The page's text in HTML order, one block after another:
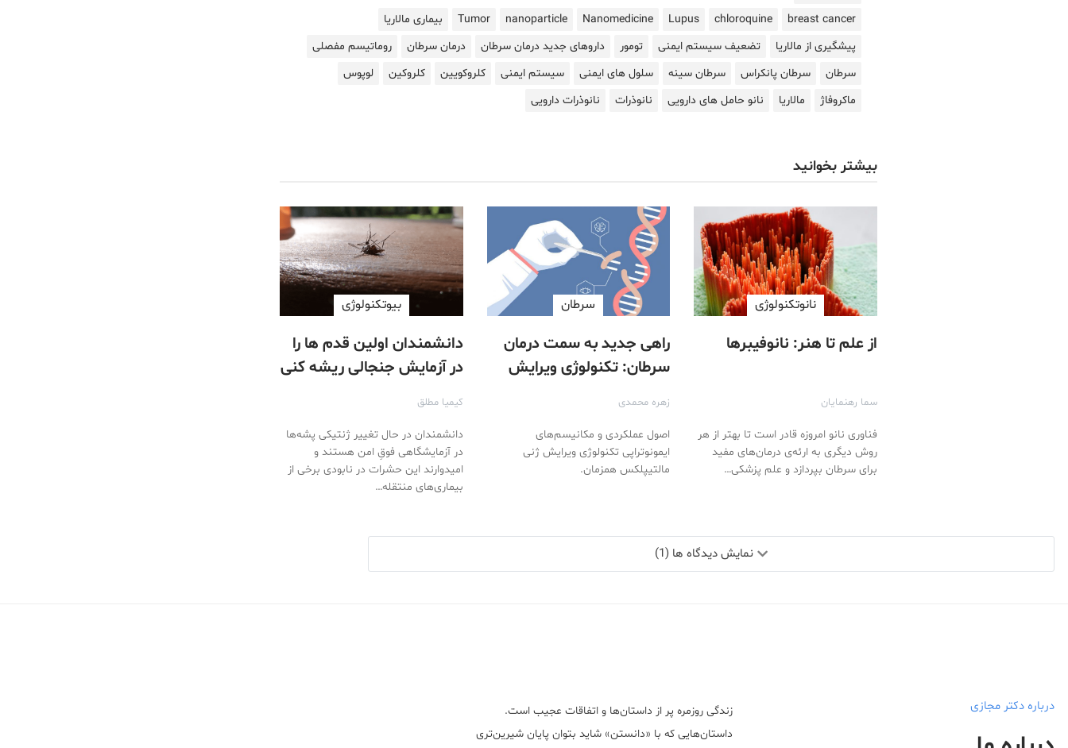
breast cancer
chloroquine
Lupus
Nanomedicine
nanoparticle
Tumor
بیماری مالاریا
پیشگیری از مالاریا
تضعیف سیستم ایمنی تومور داروهای جدید درمان سرطان درمان سرطان
روماتیسم مفصلی
سرطان
سرطان پانکراس سرطان سینه سلول های ایمنی سیستم ایمنی کلروکویین کلروکین
لوپوس
ماکروفاژ
مالاریا نانو حامل های دارویی نانوذرات نانوذرات دارویی
بیشتر بخوانید
نانوتکنولوژی
از علم تا هنر: نانوفیبرها
سما رهنمایان
فناوری نانو امروزه قادر است تا بهتر از هر
روش دیگری به ارئه‌ی درمان‌های مفید
برای سرطان بپردازد و علم پزشکی…
سرطان
راهی جدید به سمت درمان
سرطان: تکنولوژی ویرایش
زهره محمدی
اصول عملکردی و مکانیسم‌های
ایمونوتراپی تکنولوژی ویرایش ژنی
مالتیپلکس همزمان.
بیوتکنولوژی
دانشمندان اولین قدم ها را
در آزمایش جنجالی ریشه کنی
کیمیا مطلق
دانشمندان در حال تغییر ژنتیکی پشه‌ها
در آزمایشگاهی فوقِ امن هستند و
امیدوارند این حشرات در نابودی برخی از
بیماری‌های منتقله…
نمایش دیدگاه ها (1)
درباره دکتر مجازی
زندگی روزمره پر از داستان‌ها و اتفاقات عجیب است.
داستان‌هایی که با «دانستن» شاید بتوان پایان شیرین‌تری